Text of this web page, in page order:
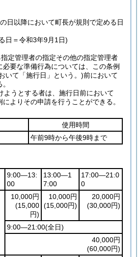
日以降において町長が規則で定める日
日＝令和3年9月1日)
定管理者の指定その他の指定管理者
必要な準備行為については、この条例
いて「施行日」という。)前において
ようとする者は、施行日前において
によりその申請を行うことができる。
使用時間
午前9時から午後9時まで
9:00―13:
00
13:00―1
7:00
17:00―21:0
0
10,000円
(15,000
円)
10,000円
(15,000円)
20,000円
(30,000円)
9:00―21:00(全日)
40,000円
(60,000円)